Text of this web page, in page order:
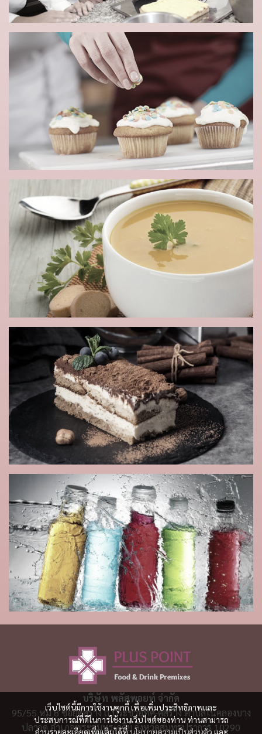
เว็บไซต์นี้มีการใช้งานคุกกี้ เพื่อเพิ่มประสิทธิภาพและ
ประสบการณ์ที่ดีในการใช้งานเว็บไซต์ของท่าน ท่านสามารถ
อ่านรายละเอียดเพิ่มเติมได้ที่นโยบายความเป็นส่วนตัว และ
บริษัท พลัสพอยท์ จำกัด
95/55 หมู่ 8 ซอยคู่สร้าง ถ.ประชาอุทิศ-คู่สร้าง ตำบลในคลองบาง
ปลากด อำเภอพระสมุทรเจดีย์ จังหวัดสมุทรปราการ 10290